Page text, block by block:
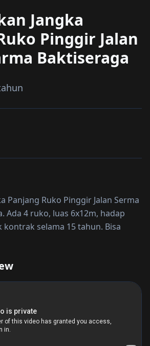
Jangka
Pinggir Jalan
Baktiseraga
Panjang Ruko Pinggir Jalan Serma
Ada 4 ruko, luas 6x12m, hadap
selama 15 tahun. Bisa